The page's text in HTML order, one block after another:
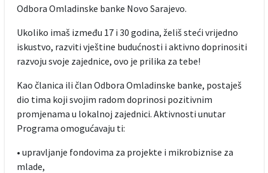
Odbora Omladinske banke Novo Sarajevo.
Ukoliko imaš između 17 i 30 godina, želiš steći vrijedno
iskustvo, razviti vještine budućnosti i aktivno doprinositi
razvoju svoje zajednice, ovo je prilika za tebe!
Kao članica ili član Odbora Omladinske banke, postaješ
dio tima koji svojim radom doprinosi pozitivnim
promjenama u lokalnoj zajednici. Aktivnosti unutar
Programa omogućavaju ti:
• upravljanje fondovima za projekte i mikrobiznise za
mlade,